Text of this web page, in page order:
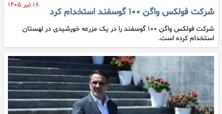
۱۸ تیر ۱۴۰۵
شرکت فولکس واگن ۱۰۰ گوسفند استخدام کرد
شرکت فولکس واگن ۱۰۰ گوسفند را در یک مزرعه خورشیدی در لهستان
استخدام کرده است.